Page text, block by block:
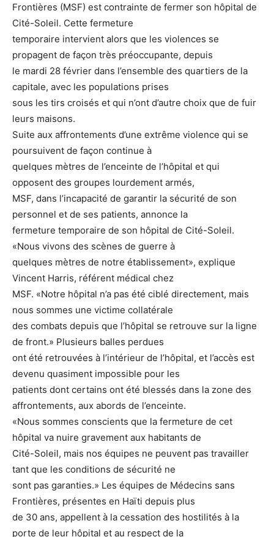
Frontières (MSF) est contrainte de fermer son hôpital de
Cité-Soleil. Cette fermeture
temporaire intervient alors que les violences se
propagent de façon très préoccupante, depuis
le mardi 28 février dans l’ensemble des quartiers de la
capitale, avec les populations prises
sous les tirs croisés et qui n’ont d’autre choix que de fuir
leurs maisons.
Suite aux affrontements d’une extrême violence qui se
poursuivent de façon continue à
quelques mètres de l’enceinte de l’hôpital et qui
opposent des groupes lourdement armés,
MSF, dans l’incapacité de garantir la sécurité de son
personnel et de ses patients, annonce la
fermeture temporaire de son hôpital de Cité-Soleil.
«Nous vivons des scènes de guerre à
quelques mètres de notre établissement», explique
Vincent Harris, référent médical chez
MSF. «Notre hôpital n’a pas été ciblé directement, mais
nous sommes une victime collatérale
des combats depuis que l’hôpital se retrouve sur la ligne
de front.» Plusieurs balles perdues
ont été retrouvées à l’intérieur de l’hôpital, et l’accès est
devenu quasiment impossible pour les
patients dont certains ont été blessés dans la zone des
affrontements, aux abords de l’enceinte.
«Nous sommes conscients que la fermeture de cet
hôpital va nuire gravement aux habitants de
Cité-Soleil, mais nos équipes ne peuvent pas travailler
tant que les conditions de sécurité ne
sont pas garanties.» Les équipes de Médecins sans
Frontières, présentes en Haïti depuis plus
de 30 ans, appellent à la cessation des hostilités à la
porte de leur hôpital et au respect de la